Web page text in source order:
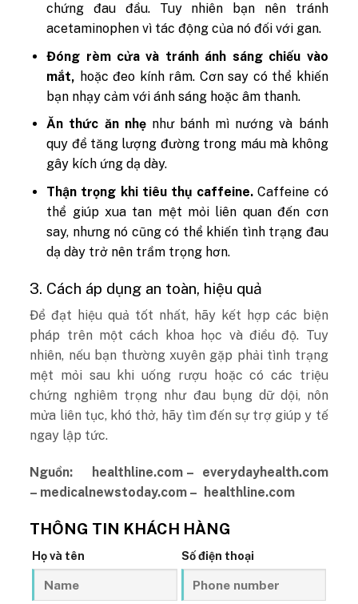
chứng đau đầu. Tuy nhiên bạn nên tránh
acetaminophen vì tác động của nó đối với gan.
Đóng rèm cửa và tránh ánh sáng chiếu vào
mắt, hoặc đeo kính râm. Cơn say có thể khiến
bạn nhạy cảm với ánh sáng hoặc âm thanh.
Ăn thức ăn nhẹnhư bánh mì nướng và bánh
quy để tăng lượng đường trong máu mà không
gây kích ứng dạ dày.
Thận trọng khi tiêu thụ caffeine. Caffeine có
thể giúp xua tan mệt mỏi liên quan đến cơn
say, nhưng nó cũng có thể khiến tình trạng đau
dạ dày trở nên trầm trọng hơn.
3. Cách áp dụng an toàn, hiệu quả
Để đạt hiệu quả tốt nhất, hãy kết hợp các biện
pháp trên một cách khoa học và điều độ. Tuy
nhiên, nếu bạn thường xuyên gặp phải tình trạng
mệt mỏi sau khi uống rượu hoặc có các triệu
chứng nghiêm trọng như đau bụng dữ dội, nôn
mửa liên tục, khó thở, hãy tìm đến sự trợ giúp y tế
ngay lập tức.
Nguồn: healthline.com – everydayhealth.com
– medicalnewstoday.com – healthline.com
THÔNG TIN KHÁCH HÀNG
Họ và tên Số điện thoại